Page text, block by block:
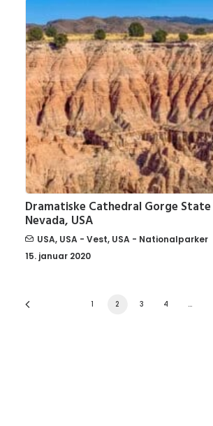
Dramatiske Cathedral Gorge
Nevada, USA
USA, USA - Vest, USA - Nationalparker
15. januar 2020
1 2 3 4 …